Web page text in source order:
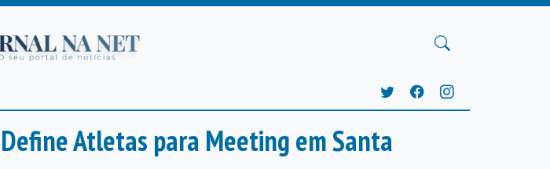
Atletas para Meeting em Santa